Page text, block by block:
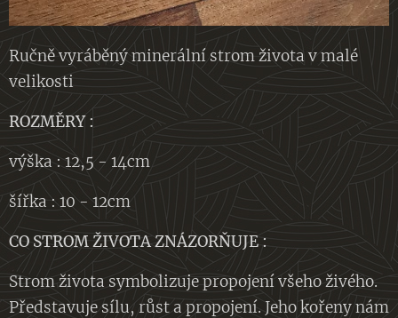
Ručně vyráběný minerální strom života v malé
velikosti
ROZMĚRY :
výška : 12,5 - 14cm
šířka : 10 - 12cm
CO STROM ŽIVOTA ZNÁZORŇUJE :
Strom života symbolizuje propojení všeho živého.
Představuje sílu, růst a propojení. Jeho kořeny nám